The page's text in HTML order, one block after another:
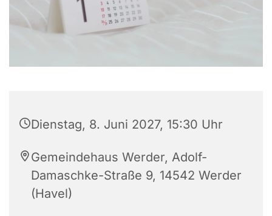
Dienstag, 8. Juni 2027, 15:30 Uhr
Gemeindehaus Werder, Adolf-
Damaschke-Straße 9, 14542 Werder
(Havel)